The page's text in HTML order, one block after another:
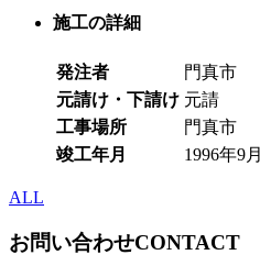
施工の詳細
発注者
門真市
元請け・下請け 元請
工事場所
門真市
竣工年月
1996年9月
ALL
お問い合わせCONTACT